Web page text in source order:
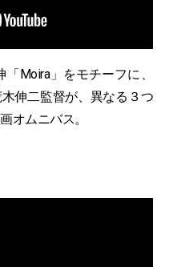
Moira」をモチーフに、
伸二監督が、異なる３つ
オムニバス。